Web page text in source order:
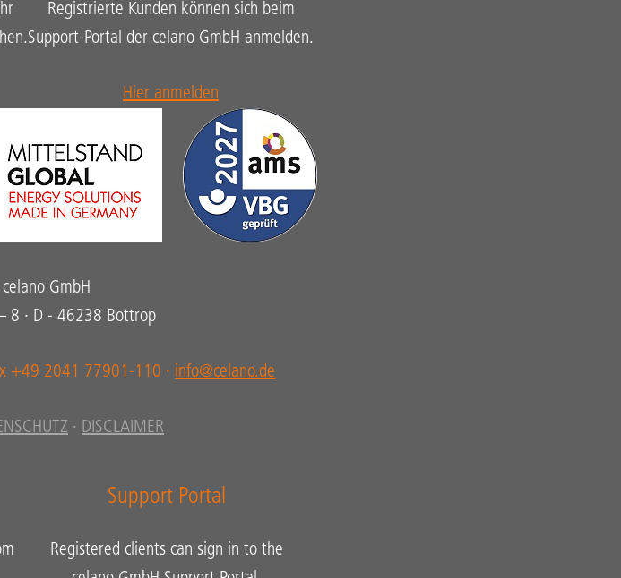
Registrierte Kunden können sich beim
Support-Portal der celano GmbH anmelden.
Hier anmelden
GmbH
8 · D - 46238 Bottrop
+49 2041 77901-110 · info@celano.de
· DISCLAIMER
Support Portal
Registered clients can sign in to the